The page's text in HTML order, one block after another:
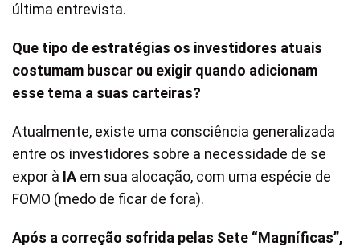
última entrevista.
Que tipo de estratégias os investidores atuais
costumam buscar ou exigir quando adicionam
esse tema a suas carteiras?
Atualmente, existe uma consciência generalizada
entre os investidores sobre a necessidade de se
expor à IA em sua alocação, com uma espécie de
FOMO (medo de ficar de fora).
Após a correção sofrida pelas Sete “Magníficas”,